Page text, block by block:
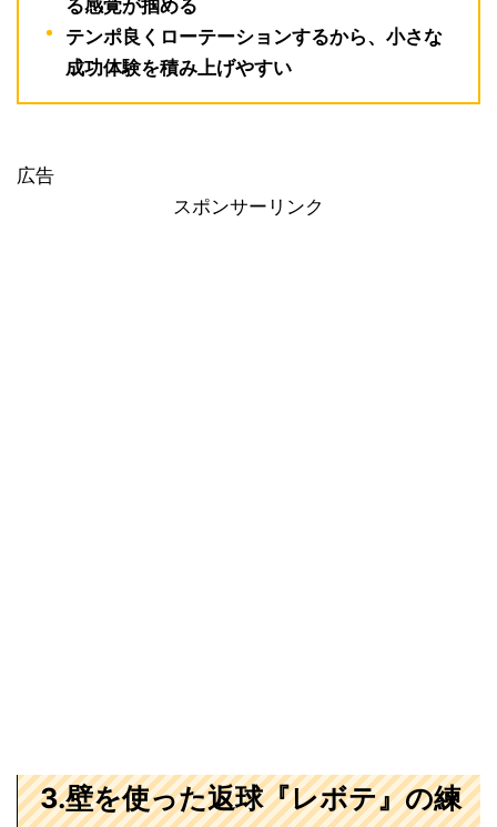
る感覚が掴める
テンポ良くローテーションするから、小さな
成功体験を積み上げやすい
広告
スポンサーリンク
3.壁を使った返球『レボテ』の練